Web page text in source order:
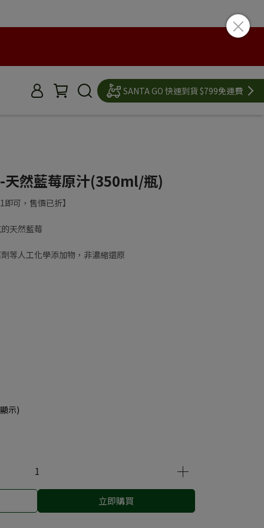
SANTA GO 快速到貨 $799免運費
然藍莓原汁(350ml/瓶)
可，售價已折】
天然藍莓
等人工化學添加物，非濃縮還原
示)
立即購買